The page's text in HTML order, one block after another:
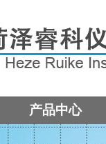
产品中心